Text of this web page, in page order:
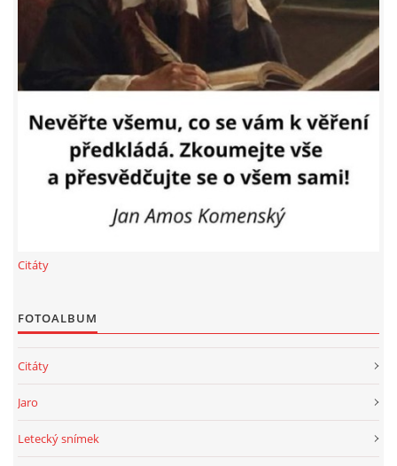
Citáty
FOTOALBUM
Citáty
Jaro
Letecký snímek